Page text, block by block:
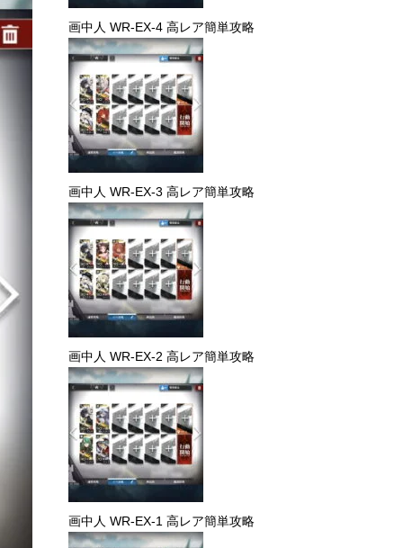
画中人 WR-EX-4 高レア簡単攻略
画中人 WR-EX-3 高レア簡単攻略
画中人 WR-EX-2 高レア簡単攻略
画中人 WR-EX-1 高レア簡単攻略